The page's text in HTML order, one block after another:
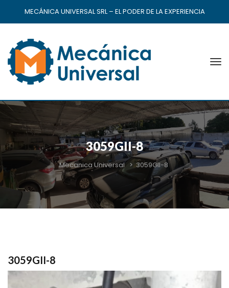
MECÁNICA UNIVERSAL SRL – EL PODER DE LA EXPERIENCIA
3059GII-8
Mecanica Universal > 3059GII-8
3059GII-8